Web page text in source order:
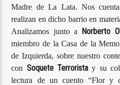
Madre de La Lata. Nos
realizan en dicho barrio en
Analizamos junto a Norberto
miembro de la Casa de la
de Izquierda, sobre nuestro
con Soquete Terrorista y su
lectura de un cuento “Flor y